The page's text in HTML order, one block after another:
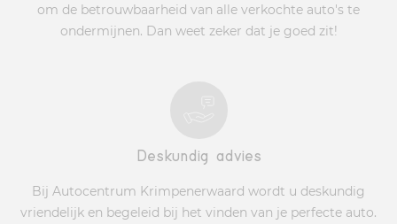
om de betrouwbaarheid van alle verkochte auto's te
ondermijnen. Dan weet zeker dat je goed zit!
Deskundig advies
Bij Autocentrum Krimpenerwaard wordt u deskundig
vriendelijk en begeleid bij het vinden van je perfecte auto.